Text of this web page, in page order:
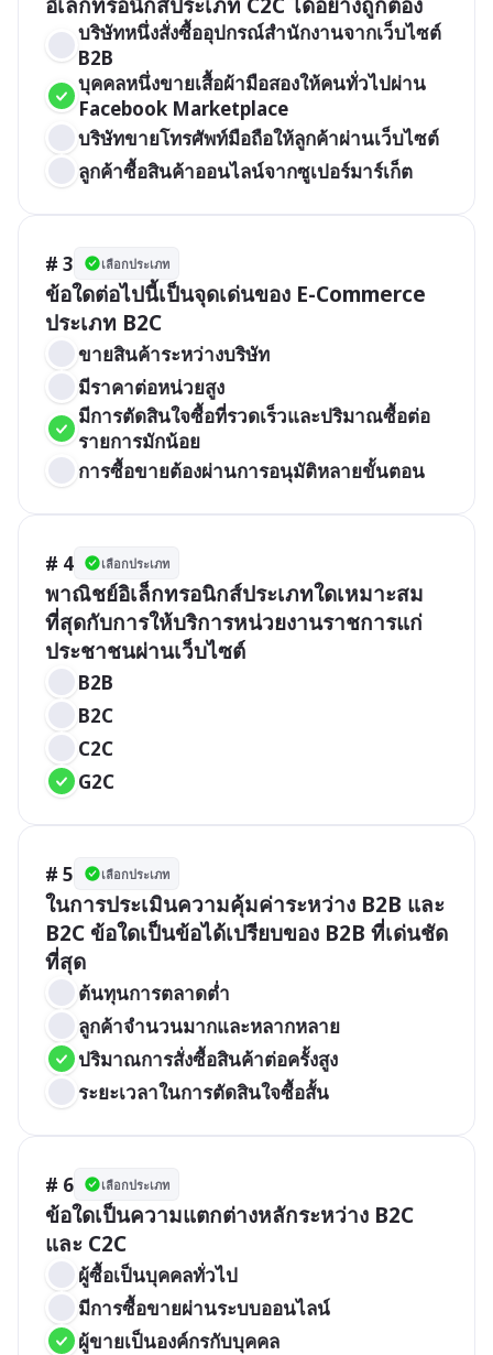
บริษัทหนึ่งสั่งซื้ออุปกรณ์สำนักงานจากเว็บไซต์
B2B
บุคคลหนึ่งขายเสื้อผ้ามือสองให้คนทั่วไปผ่าน
Facebook Marketplace
บริษัทขายโทรศัพท์มือถือให้ลูกค้าผ่านเว็บไซต์
ลูกค้าซื้อสินค้าออนไลน์จากซูเปอร์มาร์เก็ต
# 3 เลือกประเภท
ข้อใดต่อไปนี้เป็นจุดเด่นของ E-Commerce
ประเภท B2C
ขายสินค้าระหว่างบริษัท
มีราคาต่อหน่วยสูง
มีการตัดสินใจซื้อที่รวดเร็วและปริมาณซื้อต่อ
รายการมักน้อย
การซื้อขายต้องผ่านการอนุมัติหลายขั้นตอน
# 4 เลือกประเภท
พาณิชย์อิเล็กทรอนิกส์ประเภทใดเหมาะสม
ที่สุดกับการให้บริการหน่วยงานราชการแก่
ประชาชนผ่านเว็บไซต์
B2B
B2C
C2C
G2C
# 5 เลือกประเภท
ในการประเมินความคุ้มค่าระหว่าง B2B และ
B2C ข้อใดเป็นข้อได้เปรียบของ B2B ที่เด่นชัด
ที่สุด
ต้นทุนการตลาดต่ำ
ลูกค้าจำนวนมากและหลากหลาย
ปริมาณการสั่งซื้อสินค้าต่อครั้งสูง
ระยะเวลาในการตัดสินใจซื้อสั้น
# 6 เลือกประเภท
ข้อใดเป็นความแตกต่างหลักระหว่าง B2C
และ C2C
ผู้ซื้อเป็นบุคคลทั่วไป
มีการซื้อขายผ่านระบบออนไลน์
ผู้ขายเป็นองค์กรกับบุคคล